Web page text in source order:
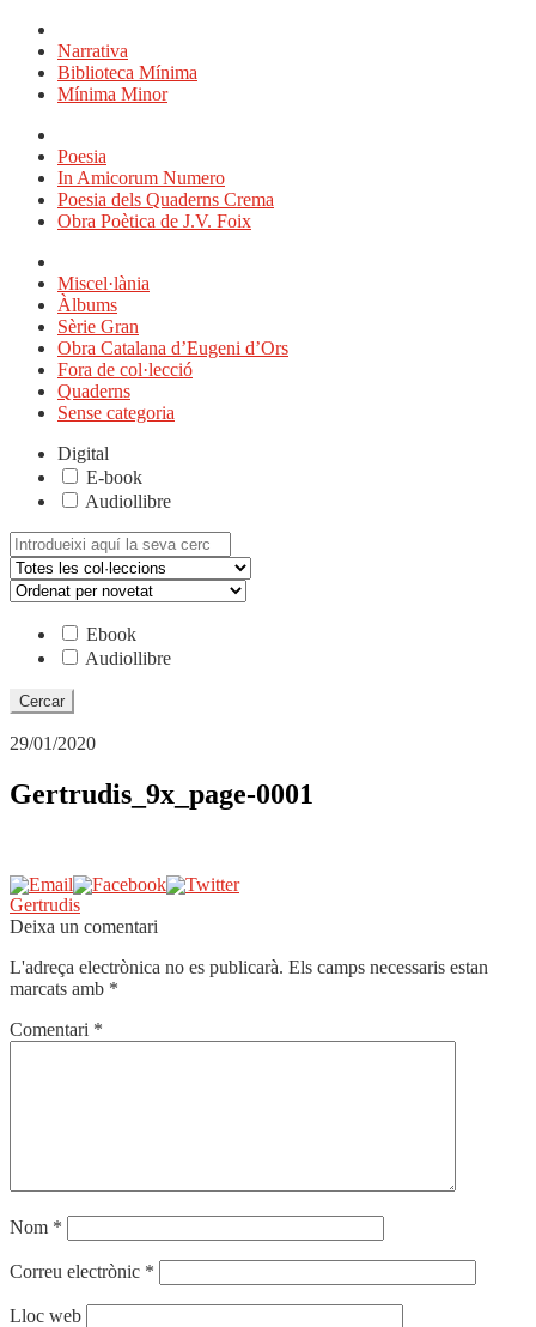
Narrativa
Biblioteca Mínima
Mínima Minor
Poesia
In Amicorum Numero
Poesia dels Quaderns Crema
Obra Poètica de J.V. Foix
Miscel·lània
Àlbums
Sèrie Gran
Obra Catalana d’Eugeni d’Ors
Fora de col·lecció
Quaderns
Sense categoria
Digital
E-book
Audiollibre
Cerca:
Ebook
Audiollibre
29/01/2020
Gertrudis_9x_page-0001
Navegació
d'entrades
Entrada
anterior:
Gertrudis
Deixa un comentari
L'adreça electrònica no es publicarà. Els camps necessaris estan
marcats amb *
Comentari *
Nom *
Correu electrònic *
Lloc web